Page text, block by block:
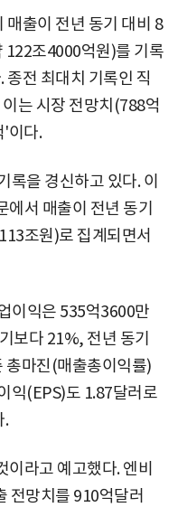
출이 전년 동기 대비 8
조4000억원)를 기록
전 최대치 기록인 직
는 시장 전망치(788억
'이다.
록을 경신하고 있다. 이
서 매출이 전년 동기
조원)로 집계되면서
이익은 535억3600만
보다 21%, 전년 동기
총마진(매출총이익률)
익(EPS)도 1.87달러로
.
라고 예고했다. 엔비
전망치를 910억달러